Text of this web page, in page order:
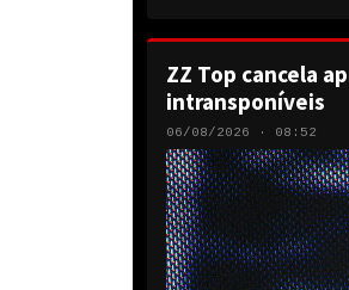
ZZ Top cancela
intransponíveis
06/08/2026 · 08:52